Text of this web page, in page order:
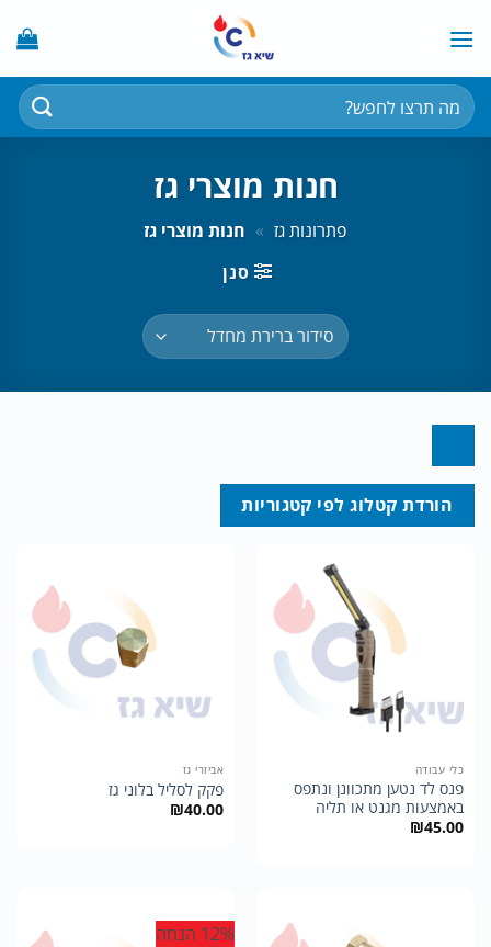
חיפוש
עבור:
חנות מוצרי גז
פתרונות גז » חנות מוצרי גז
סנן
הורדת קטלוג לפי קטגוריות
כלי עבודה
פנס לד נטען מתכוונן ונתפס
באמצעות מגנט או תליה
₪45.00
אביזרי גז
פקק לסליל בלוני גז
₪40.00
12% הנחה